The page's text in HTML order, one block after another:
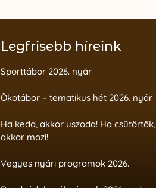
Legfrisebb híreink
Sporttábor 2026. nyár
Ökotábor – tematikus hét 2026. nyár
Ha kedd, akkor uszoda! Ha csütörtök,
akkor mozi!
Vegyes nyári programok 2026.